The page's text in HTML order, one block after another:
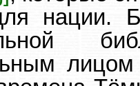
нации.